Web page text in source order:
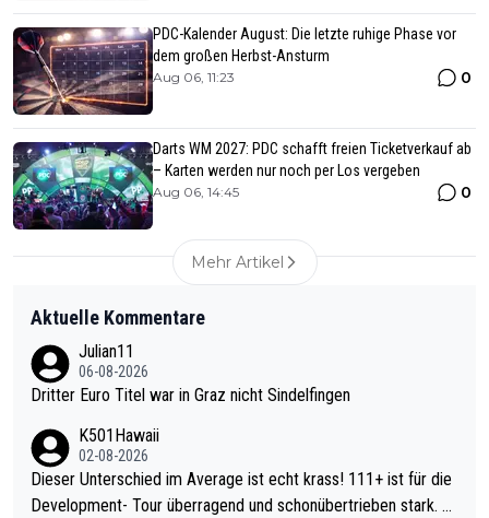
PDC-Kalender August: Die letzte ruhige Phase vor
dem großen Herbst-Ansturm
Aug 06, 11:23 0
Darts WM 2027: PDC schafft freien Ticketverkauf ab
– Karten werden nur noch per Los vergeben
Aug 06, 14:45 0
Mehr Artikel
Aktuelle Kommentare
Julian11
06-08-2026
Dritter Euro Titel war in Graz nicht Sindelfingen
K501Hawaii
02-08-2026
Dieser Unterschied im Average ist echt krass! 111+ ist für die
Development- Tour überragend und schonübertrieben stark. U